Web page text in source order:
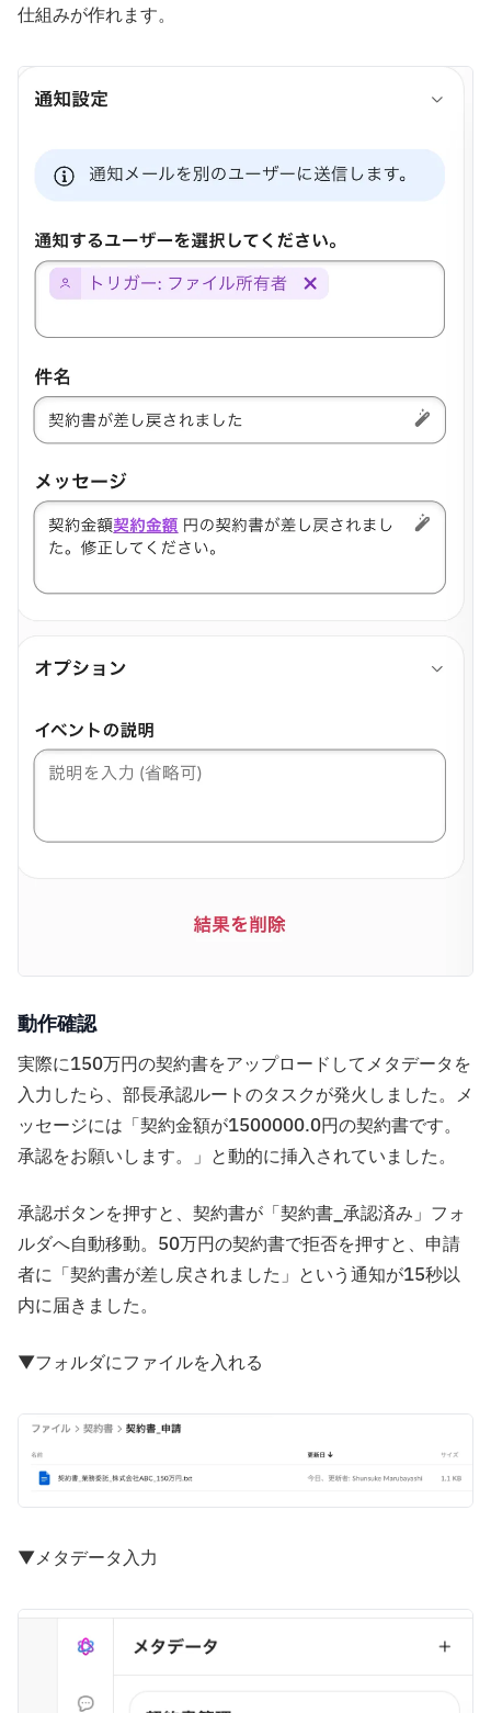
仕組みが作れます。
動作確認
実際に150万円の契約書をアップロードしてメタデータを
入力したら、部長承認ルートのタスクが発火しました。メ
ッセージには「契約金額が1500000.0円の契約書です。
承認をお願いします。」と動的に挿入されていました。
承認ボタンを押すと、契約書が「契約書_承認済み」フォ
ルダへ自動移動。50万円の契約書で拒否を押すと、申請
者に「契約書が差し戻されました」という通知が15秒以
内に届きました。
▼フォルダにファイルを入れる
▼メタデータ入力